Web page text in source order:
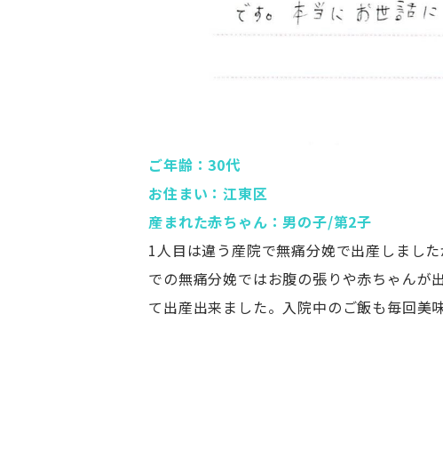
ご年齢：30代
お住まい：江東区
産まれた赤ちゃん：男の子/第2子
1人目は違う産院で無痛分娩で出産しまし
での無痛分娩ではお腹の張りや赤ちゃんが
て出産出来ました。入院中のご飯も毎回美